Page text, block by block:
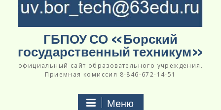
ГБПОУ СО «Борский
государственный техникум»
официальный сайт образовательного учреждения.
Приемная комиссия 8-846-672-14-51
Меню